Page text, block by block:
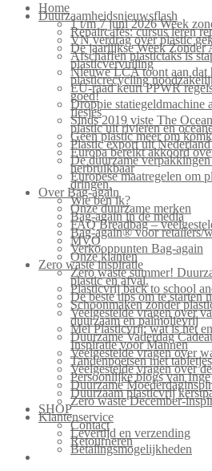
Home
Duurzaamheidsnieuwsflash
1 t/m 7 juni 2026 Week
Repaircafés: cursus leren
VN verdrag over plastic
De jaarlijkse Week Zonder
Afschaffen plastictaks is
plasticvervuiling
Nieuwe LCA toont aan dat
plasticrecycling
EU-raad keurt PPWR
goed!
Droppie statiegeldmachine
flesjes
Sinds 2019 viste The
plastic uit rivieren en
Geen plastic meer om
Plastic export uit Nederland
Europa bereikt akkoord
De duurzame
herbruikbaar
Europese maatregelen om
dringen.
Over Bag-again
Wie ben ik?
Onze duurzame merken
Bag-again in de media
FAQ Breadbag –
Bag-again® voor retailers/
MVO
Verkooppunten Bag-again
Onze klanten
Zero waste inspiratie
Zero waste summer!
plastic en afval.
Plasticvrij back to school
De beste tips om te starten
Schoonmaken zonder
Veelgestelde vragen over
duurzaam en palmolievrij
Mei Plasticvrij: wat is het
Duurzame Vaderdag
Inspiratie voor Mannen
Veelgestelde vragen over
Tandenpoetsen met
Veelgestelde vragen over
Persoonlijke blogs van Inge
Duurzame
Duurzaam plasticvrij
Zero waste December-
SHOP
Klantenservice
Contact
Levertijd en verzending
Retourneren
Betalingsmogelijkheden